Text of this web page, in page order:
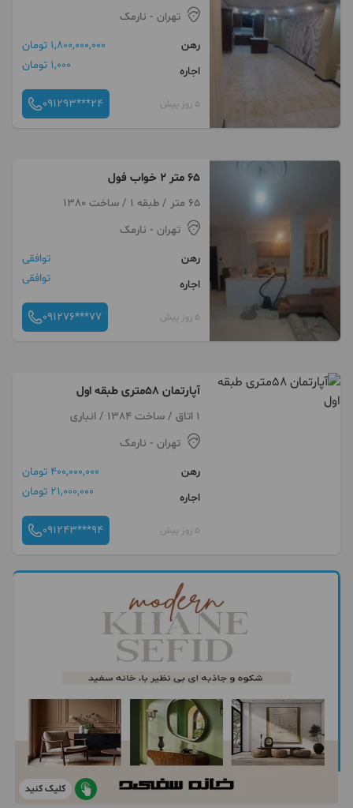
تهران - نارمک
رهن
1,800,000,000 تومان
اجاره
1,000 تومان
5 روز پیش 091293***24
65 متر 2 خواب فول
65 متر / طبقه 1 / ساخت 1380
تهران - نارمک
رهن
توافقی
اجاره
توافقی
5 روز پیش 091276***77
آپارتمان ۵۸متری طبقه اول
1 اتاق / ساخت 1384 / انباری
تهران - نارمک
رهن
400,000,000 تومان
اجاره
21,000,000 تومان
5 روز پیش 091243***94
کلیک کنید